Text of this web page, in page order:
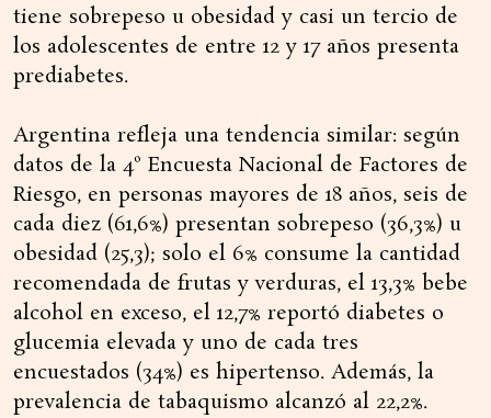
tiene sobrepeso u obesidad y casi un tercio de
los adolescentes de entre 12 y 17 años presenta
prediabetes.
Argentina refleja una tendencia similar: según
datos de la 4º Encuesta Nacional de Factores de
Riesgo, en personas mayores de 18 años, seis de
cada diez (61,6%) presentan sobrepeso (36,3%) u
obesidad (25,3); solo el 6% consume la cantidad
recomendada de frutas y verduras, el 13,3% bebe
alcohol en exceso, el 12,7% reportó diabetes o
glucemia elevada y uno de cada tres
encuestados (34%) es hipertenso. Además, la
prevalencia de tabaquismo alcanzó al 22,2%.